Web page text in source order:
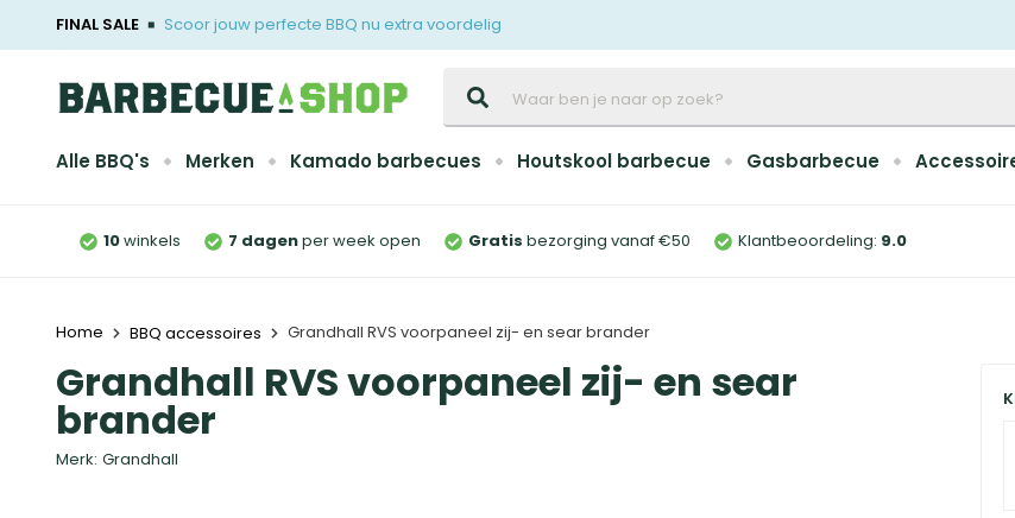
FINAL SALE Scoor jouw perfecte BBQ nu extra voordelig
Alle BBQ's Merken Kamado barbecues Houtskool barbecue Gasbarbecue
10winkels 7 dagenper week open Gratis bezorging vanaf €50 Klantbeoordeling: 9.0
Home BBQ accessoires Grandhall RVS voorpaneel zij- en sear brander
Grandhall RVS voorpaneel zij- en sear
brander
Merk: Grandhall